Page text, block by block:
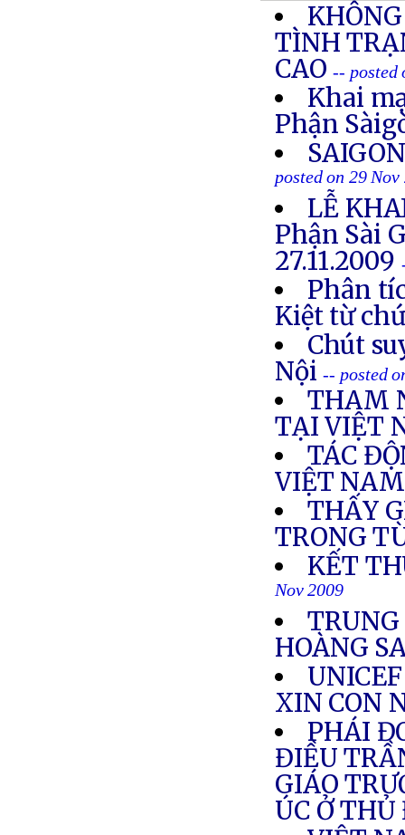
TÌNH
CAO-- posted
Khai
Phận
posted on 29
LỄ
Phận Sài
27.11.2009
Phân
Kiệt từ
Chút
Nội -- posted
THAM
TẠI VIỆT
TÁC
VIỆT NAM
THẤY
TRONG
KẾT
Nov 2009
HOÀNG
XIN CON
PHÁI
ĐIỀU
GIÁO
ÚC Ở